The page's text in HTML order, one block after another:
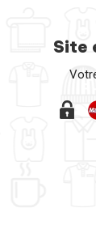
Site